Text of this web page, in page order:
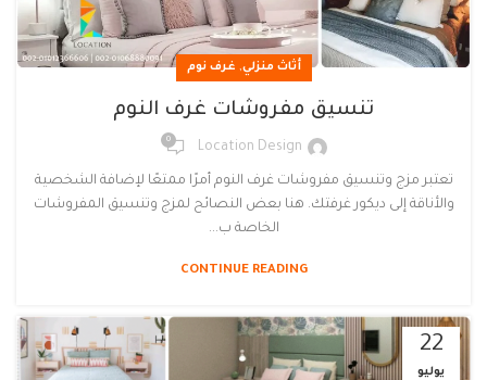
أثاث منزلي, غرف نوم
تنسيق مفروشات غرف النوم
Location Design
0
تعتبر مزج وتنسيق مفروشات غرف النوم أمرًا ممتعًا لإضافة الشخصية
والأناقة إلى ديكور غرفتك. هنا بعض النصائح لمزج وتنسيق المفروشات
الخاصة ب...
CONTINUE READING
22
يوليو